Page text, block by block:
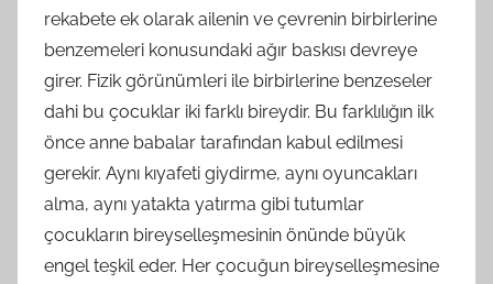
rekabete ek olarak ailenin ve çevrenin birbirlerine
benzemeleri konusundaki ağır baskısı devreye
girer. Fizik görünümleri ile birbirlerine benzeseler
dahi bu çocuklar iki farklı bireydir. Bu farklılığın ilk
önce anne babalar tarafından kabul edilmesi
gerekir. Aynı kıyafeti giydirme, aynı oyuncakları
alma, aynı yatakta yatırma gibi tutumlar
çocukların bireyselleşmesinin önünde büyük
engel teşkil eder. Her çocuğun bireyselleşmesine